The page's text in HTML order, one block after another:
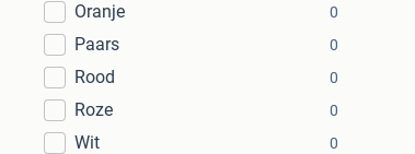
Oranje 0
Paars 0
Rood 0
Roze 0
Wit 0